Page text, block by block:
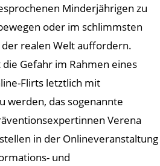
Minderjährigen zu
oder im schlimmsten
realen Welt auffordern.
Gefahr im Rahmen eines
Flirts letztlich mit
werden, das sogenannte
Verena
in der Onlineveranstaltung
und